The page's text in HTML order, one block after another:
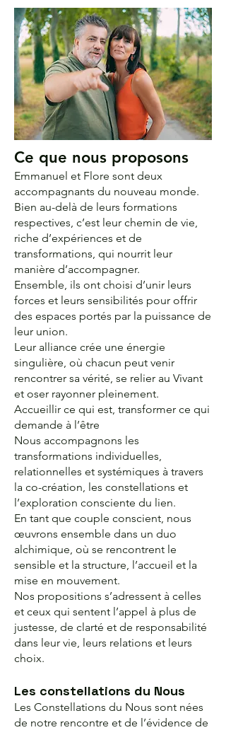
Ce que nous proposons
Emmanuel et Flore sont deux
accompagnants du nouveau monde.
Bien au-delà de leurs formations
respectives, c’est leur chemin de vie,
riche d’expériences et de
transformations, qui nourrit leur
manière d’accompagner.
Ensemble, ils ont choisi d’unir leurs
forces et leurs sensibilités pour offrir
des espaces portés par la puissance de
leur union.
Leur alliance crée une énergie
singulière, où chacun peut venir
rencontrer sa vérité, se relier au Vivant
et oser rayonner pleinement.
Accueillir ce qui est, transformer ce qui
demande à l’être
Nous accompagnons les
transformations individuelles,
relationnelles et systémiques à travers
la co-création, les constellations et
l’exploration consciente du lien.
En tant que couple conscient, nous
œuvrons ensemble dans un duo
alchimique, où se rencontrent le
sensible et la structure, l’accueil et la
mise en mouvement.
Nos propositions s’adressent à celles
et ceux qui sentent l’appel à plus de
justesse, de clarté et de responsabilité
dans leur vie, leurs relations et leurs
choix.
Les constellations du Nous
Les Constellations du Nous sont nées
de notre rencontre et de l’évidence de